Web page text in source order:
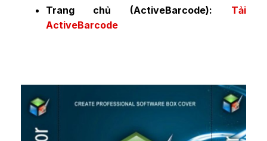
Trang chủ (ActiveBarcode): Tải
ActiveBarcode